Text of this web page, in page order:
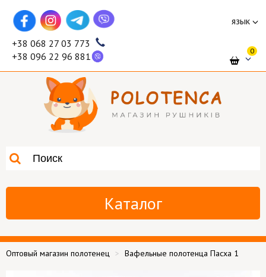
язык
+38 068 27 03 773
+38 096 22 96 881
0
Каталог
Оптовый магазин полотенец Вафельные полотенца Пасха 1